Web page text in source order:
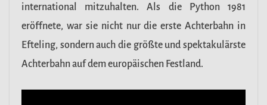
international mitzuhalten. Als die Python 1981
eröffnete, war sie nicht nur die erste Achterbahn in
Efteling, sondern auch die größte und spektakulärste
Achterbahn auf dem europäischen Festland.